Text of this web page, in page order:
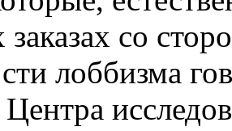
заказах со
лоббизма